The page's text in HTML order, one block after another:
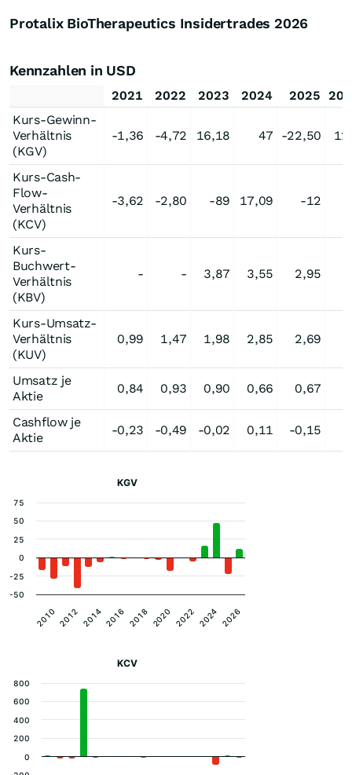
Protalix BioTherapeutics Insidertrades 2026
Kennzahlen in USD
2021 2022 2023 2024 2025
Kurs-Gewinn-
Verhältnis
(KGV)
-1,36 -4,72 16,18 47 -22,50
Kurs-Cash-
Flow-
Verhältnis
(KCV)
-3,62 -2,80 -89 17,09 -12
Kurs-
Buchwert-
Verhältnis
(KBV)
- - 3,87 3,55 2,95
Kurs-Umsatz-
Verhältnis
(KUV)
0,99 1,47 1,98 2,85 2,69
Umsatz je
Aktie
0,84 0,93 0,90 0,66 0,67
Cashflow je
Aktie
-0,23 -0,49 -0,02 0,11 -0,15
KGV
2010 2012 2014 2016 2018 2020 2022 2024 2026
0
-50
-25
25
50
75
KCV
0
200
400
600
800